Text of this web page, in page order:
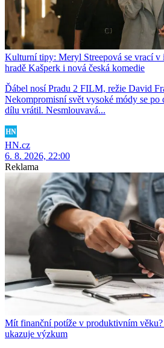
Kulturní tipy: Meryl Streepová se vrací
hradě Kašperk i nová česká komedie
Ďábel nosí Pradu 2 FILM, režie David
Nekompromisní svět vysoké módy se po
dílu vrátil. Nesmlouvavá...
HN.cz
6. 8. 2026, 22:00
Reklama
Mít finanční potíže v produktivním
ukazuje výzkum